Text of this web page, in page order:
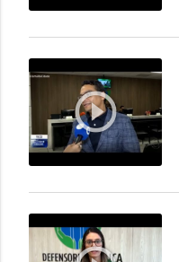
play_circle_outline